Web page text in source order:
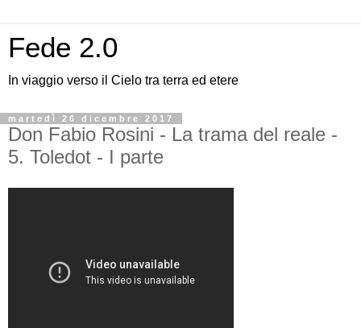
Fede 2.0
In viaggio verso il Cielo tra terra ed etere
martedì 26 dicembre 2017
Don Fabio Rosini - La trama del reale -
5. Toledot - I parte